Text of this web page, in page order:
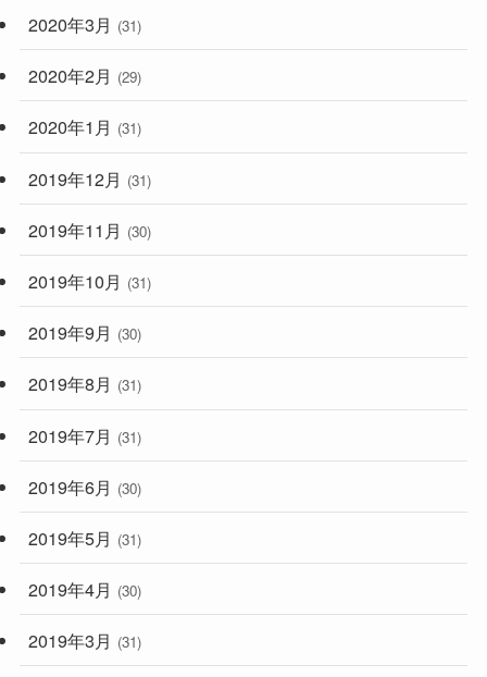
2020年3月 (31)
2020年2月 (29)
2020年1月 (31)
2019年12月 (31)
2019年11月 (30)
2019年10月 (31)
2019年9月 (30)
2019年8月 (31)
2019年7月 (31)
2019年6月 (30)
2019年5月 (31)
2019年4月 (30)
2019年3月 (31)